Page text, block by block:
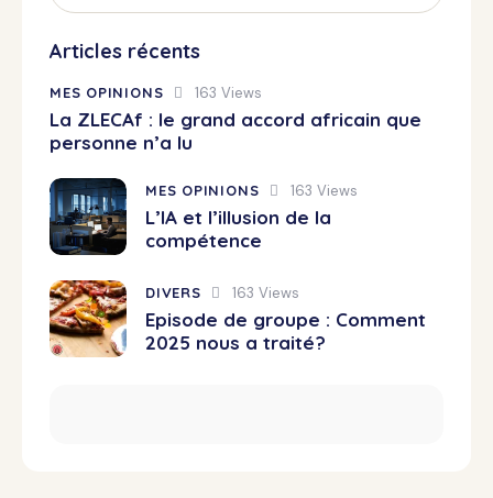
Articles récents
MES OPINIONS 163 Views
La ZLECAf : le grand accord africain que
personne n’a lu
MES OPINIONS 163 Views
L’IA et l’illusion de la
compétence
DIVERS 163 Views
Episode de groupe : Comment
2025 nous a traité?